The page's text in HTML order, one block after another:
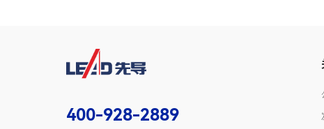
400-928-2889